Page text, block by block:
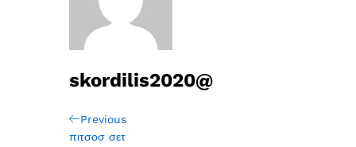
skordilis2020@
Πλοήγηση
Previous
Post
Previous
πιτσοσ σετ